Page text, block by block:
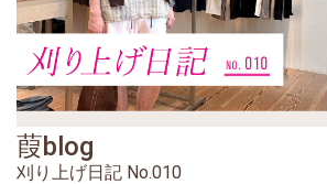
葭blog
刈り上げ日記 No.010